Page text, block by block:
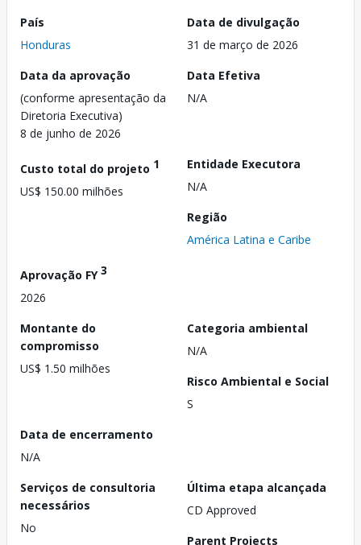
País
Honduras
Data de divulgação
31 de março de 2026
Data da aprovação
(conforme apresentação da
Diretoria Executiva)
8 de junho de 2026
Data Efetiva
N/A
Custo total do projeto 1
US$ 150.00 milhões
Entidade Executora
N/A
Região
América Latina e Caribe
Aprovação FY3
2026
Montante do
compromisso
US$ 1.50 milhões
Categoria ambiental
N/A
Risco Ambiental e Social
S
Data de encerramento
N/A
Serviços de consultoria
necessários
No
Última etapa alcançada
CD Approved
Parent Projects